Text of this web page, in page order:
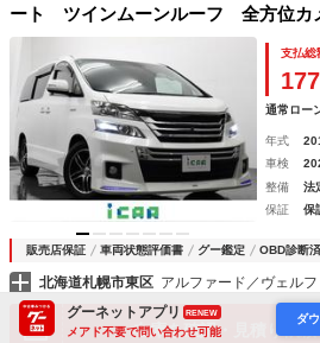
ート ツインムーンルーフ 全方位カ
ドシステム 純正８型ＨＤＤナビ ９
バックドア 両側パワースライドド
リスタエアロツアラーキット
支払総
通常ロー
年式
車検
整備
法
保証
保
販売店保証 車両状態評価書 グー鑑定 OBD診断
北海道札幌市東区
在庫を確認・見積り依頼
グーネットアプリ RENEW
メアド不要で問い合わせ可能
ダ